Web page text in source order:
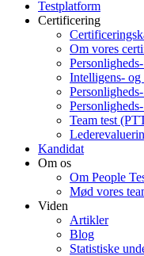
Testplatform
Certificering
Om vores
Intelligens-
Team test
Kandidat
Om os
Om People
Mød vores
Viden
Artikler
Blog
Statistiske